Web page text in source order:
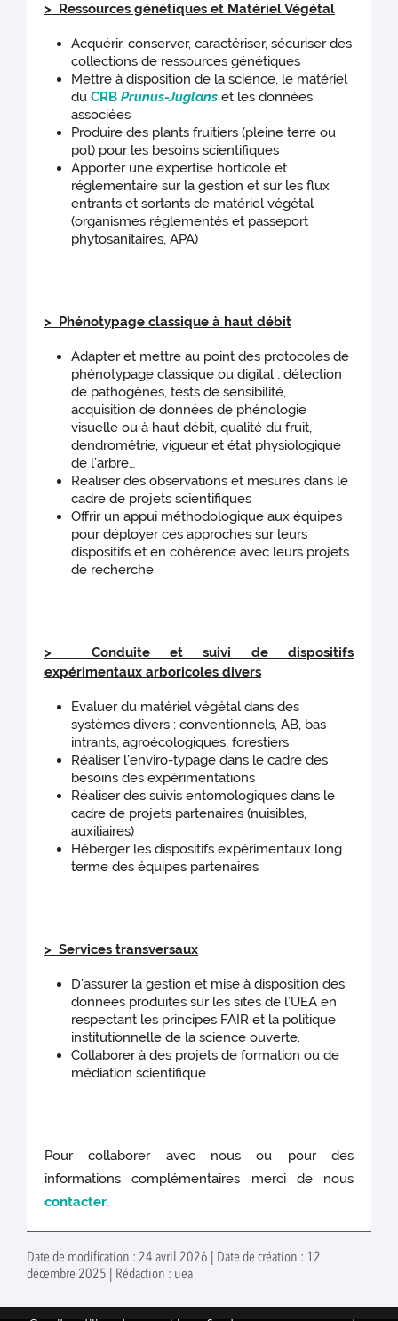
> Ressources génétiques et Matériel Végétal
Acquérir, conserver, caractériser, sécuriser des
collections de ressources génétiques
Mettre à disposition de la science, le matériel
duCRBPrunus-Juglans et les données
associées
Produire des plants fruitiers (pleine terre ou
pot) pour les besoins scientifiques
Apporter une expertise horticole et
réglementaire sur la gestion et sur les flux
entrants et sortants de matériel végétal
(organismes réglementés et passeport
phytosanitaires, APA)
> Phénotypage classique à haut débit
Adapter et mettre au point des protocoles de
phénotypage classique ou digital : détection
de pathogènes, tests de sensibilité,
acquisition de données de phénologie
visuelle ou à haut débit, qualité du fruit,
dendrométrie, vigueur et état physiologique
de l’arbre…
Réaliser des observations et mesures dans le
cadre de projets scientifiques
Offrir un appui méthodologique aux équipes
pour déployer ces approches sur leurs
dispositifs et en cohérence avec leurs projets
de recherche.
> Conduite et suivi de dispositifs
expérimentaux arboricoles divers
Evaluer du matériel végétal dans des
systèmes divers : conventionnels, AB, bas
intrants, agroécologiques, forestiers
Réaliser l’enviro-typage dans le cadre des
besoins des expérimentations
Réaliser des suivis entomologiques dans le
cadre de projets partenaires (nuisibles,
auxiliaires)
Héberger les dispositifs expérimentaux long
terme des équipes partenaires
> Services transversaux
D’assurer la gestion et mise à disposition des
données produites sur les sites de l’UEA en
respectant les principes FAIR et la politique
institutionnelle de la science ouverte.
Collaborer à des projets de formation ou de
médiation scientifique
Pour collaborer avec nous ou pour des
informations complémentaires merci de nous
contacter.
Date de modification : 24 avril 2026 | Date de création : 12
décembre 2025 | Rédaction : uea